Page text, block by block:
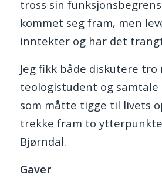
tross sin
kommet seg fram, men
inntekter og har det
Jeg fikk både diskutere tro
teologistudent og samtale
som måtte tigge til livets
trekke fram to
Bjørndal.
Gaver